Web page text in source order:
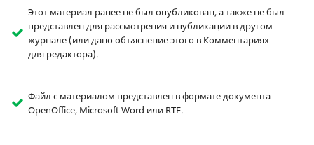
Этот материал ранее не был опубликован, а также не был
представлен для рассмотрения и публикации в другом
журнале (или дано объяснение этого в Комментариях
для редактора).
Файл с материалом представлен в формате документа
OpenOffice, Microsoft Word или RTF.